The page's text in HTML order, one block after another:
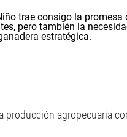
producción agropecuaria